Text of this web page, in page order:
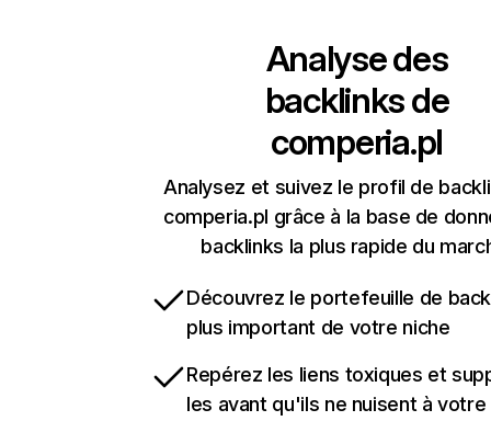
Analyse des
backlinks de
comperia.pl
Analysez et suivez le profil de
comperia.pl grâce à la base de
backlinks la plus rapide du
Découvrez le portefeuille de
plus important de votre niche
Repérez les liens toxiques et
les avant qu'ils ne nuisent à